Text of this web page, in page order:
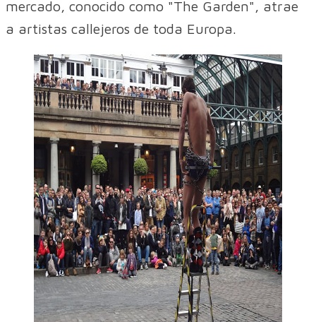
mercado, conocido como "The Garden", atrae
a artistas callejeros de toda Europa.